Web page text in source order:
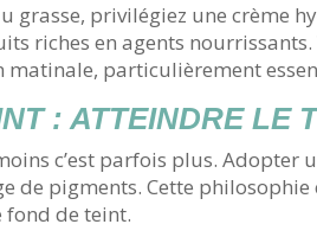
grasse, privilégiez une crème
riches en agents
matinale, particulièrement
: ATTEINDRE LE
c’est parfois plus. Adopter
de pigments. Cette
fond de teint.